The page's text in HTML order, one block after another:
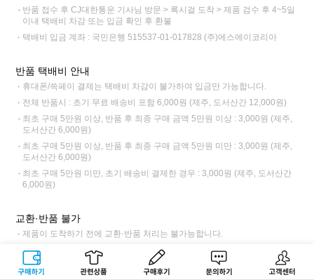
구매하기 관련상품 상품후기 문의하기 고객센터
반품 접수 후 CJ대한통운 기사님 방문 > 록시걸 도착 > 제품 검수 후 4~5일
이내 택배비 차감 또는 입금 확인 후 환불
택배비 입금 계좌 : 국민은행 515537-01-017828 (주)에스에이코리아
반품 택배비 안내
휴대폰/쓱페이 결제는 택배비 차감이 불가하여 입금만 가능합니다.
전체 반품시 : 초기 무료 배송비 포함 6,000원 (제주, 도서산간 12,000원)
최초 구매 5만원 이상, 반품 후 최종 구매 금액 5만원 이상 : 3,000원 (제주,
도서산간 6,000원)
최초 구매 5만원 이상, 반품 후 최종 구매 금액 5만원 미만 : 3,000원 (제주,
도서산간 6,000원)
최초 구매 5만원 미만, 초기 배송비 결제한 경우 : 3,000원 (제주, 도서산간
6,000원)
교환·반품 불가
제품이 도착하기 전에 교환·반품 처리는 불가능합니다.
상품 포장을 개봉하여 사용 또는 설치되어 상품의 가치가 훼손된 경우 (단,
내용 확인을 위한 포장 개봉의 경우 제외)
부착된 택을 제거하였거나 제거한 흔적이 있는 경우 (예: 택제거, 패키지백